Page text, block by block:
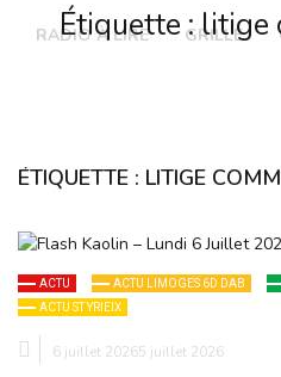
RADIO À LIRE GRILLE
Étiquette :litige
ÉTIQUETTE : LITIGE
ACTU ACTU LIMOGES 6D DAB
ACTU ST YRIEIX
6 juillet 20265 juillet 2026